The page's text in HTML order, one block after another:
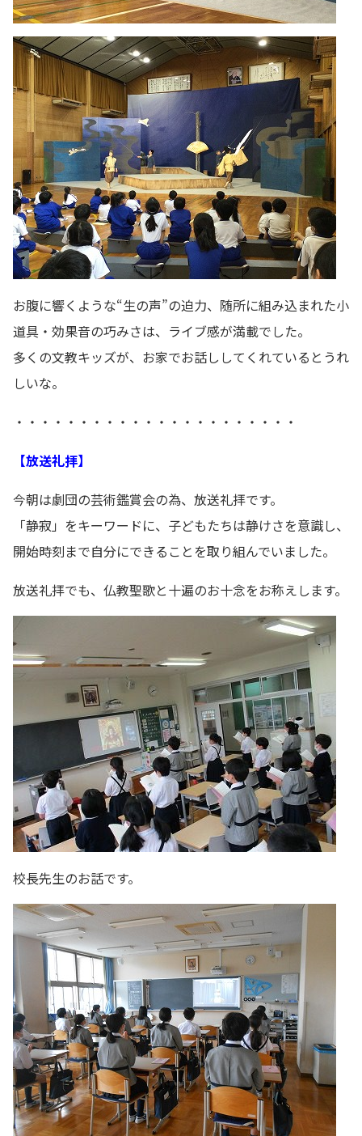
お腹に響くような“生の声”の迫力、随所に組み込まれた小
道具・効果音の巧みさは、ライブ感が満載でした。
多くの文教キッズが、お家でお話ししてくれているとうれ
しいな。
・・・・・・・・・・・・・・・・・・・・・・
【放送礼拝】
今朝は劇団の芸術鑑賞会の為、放送礼拝です。
「静寂」をキーワードに、子どもたちは静けさを意識し、
開始時刻まで自分にできることを取り組んでいました。
放送礼拝でも、仏教聖歌と十遍のお十念をお称えします。
校長先生のお話です。